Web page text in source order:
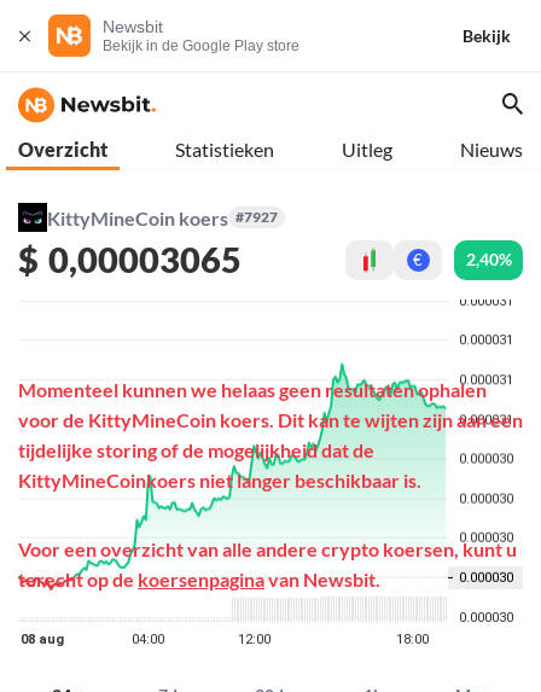
Newsbit
Bekijk in de Google Play store
Bekijk
Overzicht Statistieken Uitleg Nieuws
KittyMineCoin koers #7927
$ 0,00003065 € 2,40%
Momenteel kunnen we helaas geen resultaten ophalen
voor de KittyMineCoin koers. Dit kan te wijten zijn aan een
tijdelijke storing of de mogelijkheid dat de
KittyMineCoinkoers niet langer beschikbaar is.
Voor een overzicht van alle andere crypto koersen, kunt u
terecht op de koersenpaginavan Newsbit.